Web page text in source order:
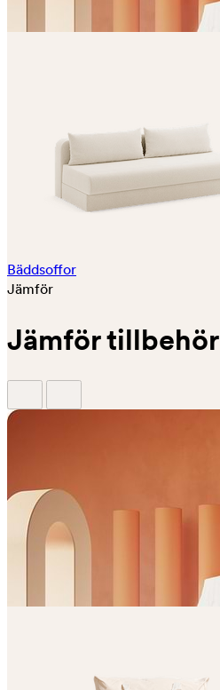
Bäddsoffor
Jämför
Jämför tillbehör